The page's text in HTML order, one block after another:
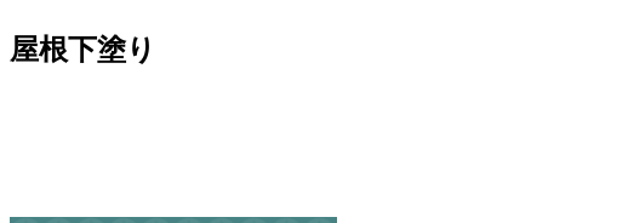
屋根下塗り